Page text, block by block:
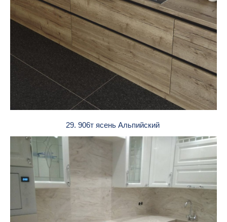
29. 906т ясень Альпийский